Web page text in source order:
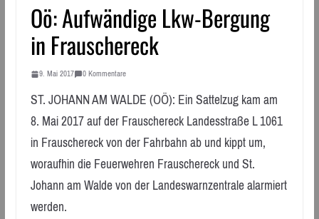
Oö: Aufwändige Lkw-Bergung
in Frauschereck
9. Mai 2017 0 Kommentare
ST. JOHANN AM WALDE (OÖ): Ein Sattelzug kam am
8. Mai 2017 auf der Frauschereck Landesstraße L 1061
in Frauschereck von der Fahrbahn ab und kippt um,
woraufhin die Feuerwehren Frauschereck und St.
Johann am Walde von der Landeswarnzentrale alarmiert
werden.